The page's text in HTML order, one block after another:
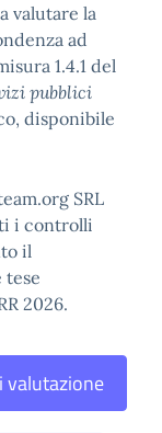
valutare la
ad
1.4.1 del
pubblici
disponibile
SRL
i controlli
il
2026.
valutazione